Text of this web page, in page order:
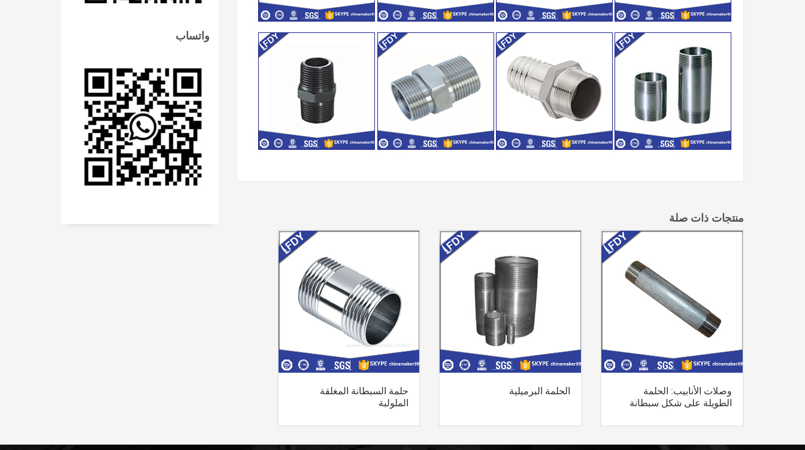
منتجات ذات صلة
وصلات الأنابيب: الحلمة
الطويلة على شكل سبطانة
الحلمة البرميلية
حلمة السبطانة المغلقة
الملولبة
واتساب